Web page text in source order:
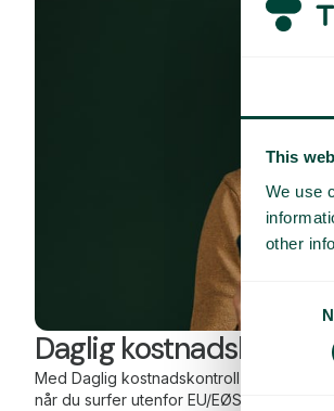
This
We use
other
Consent
Selection
Daglig kostnadskontroll
Med Daglig kostnadskontroll kan du
når du surfer utenfor EU/EØS.